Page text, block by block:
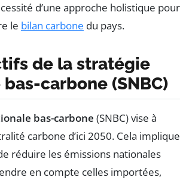
d’une approche holistique pour
le bilan carbone du pays.
de la stratégie
carbone (SNBC)
bas-carbone (SNBC) vise à
carbone d’ici 2050. Cela implique
réduire les émissions nationales
en compte celles importées,